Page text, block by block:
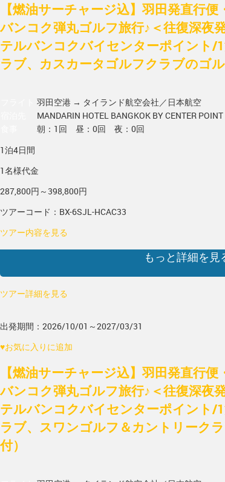
【燃油サーチャージ込】羽田発直行
バンコク弾丸ゴルフ旅行♪＜往復深夜
テルバンコクバイセンターポイント/
ラブ、カスカータゴルフクラブのゴル
羽田空港 → タイランド航空会社／日本航空
MANDARIN HOTEL BANGKOK BY CENTER POINT
朝：1回 昼：0回 夜：0回
1泊4日間
1名様代金
287,800円～398,800円
ツアーコード：BX-6SJL-HCAC33
ツアー内容を見る
もっと詳細を見
ツアー詳細を見る
出発期間：2026/10/01～2027/03/31
♥お気に入りに追加
【燃油サーチャージ込】羽田発直行
バンコク弾丸ゴルフ旅行♪＜往復深夜
テルバンコクバイセンターポイント/
ラブ、スワンゴルフ＆カントリーク
付）